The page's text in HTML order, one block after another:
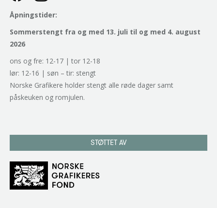
Åpningstider:
Sommerstengt fra og med 13. juli til og med 4. august
2026
ons og fre: 12-17 | tor 12-18
lør: 12-16 | søn – tir: stengt
Norske Grafikere holder stengt alle røde dager samt
påskeuken og romjulen.
STØTTET AV